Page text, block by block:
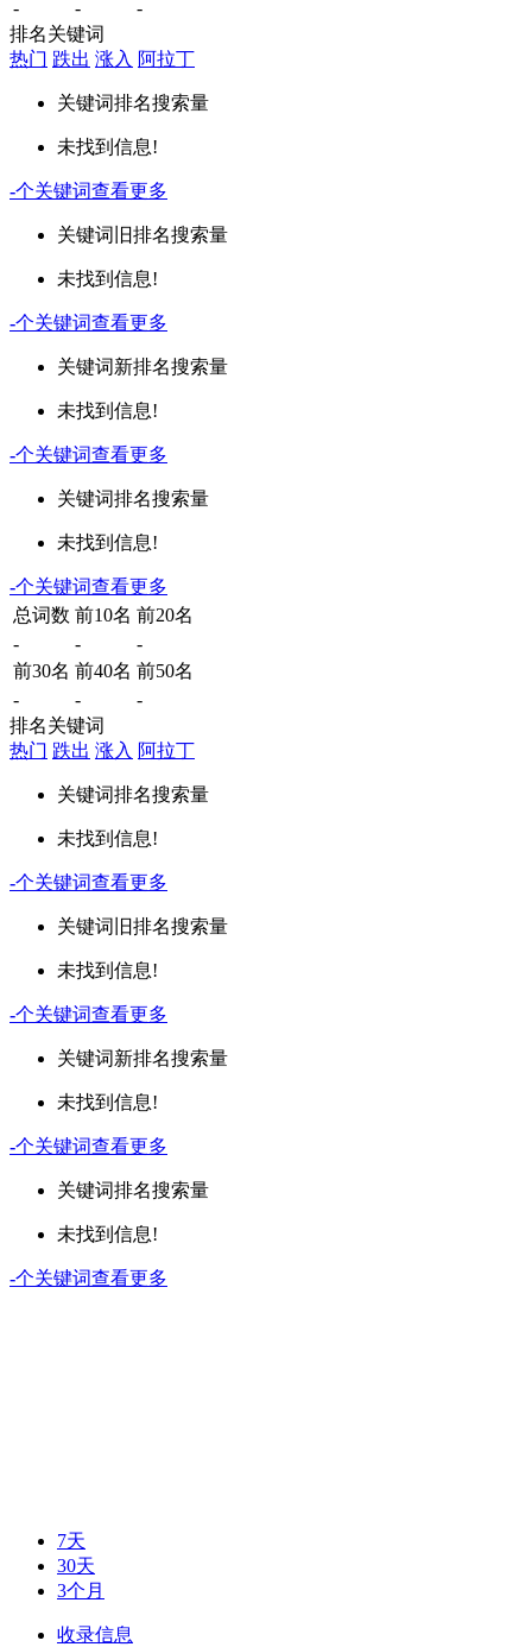
- -
-
排名关键词
热门 跌出 涨入 阿拉丁
关键词排名搜索量
未找到信息!
-个关键词查看更多
关键词 旧排名搜索量
未找到信息!
-个关键词查看更多
关键词新排名搜索量
未找到信息!
-个关键词查看更多
关键词排名搜索量
未找到信息!
-个关键词查看更多
总词数 前10名 前20名
-
-
-
前30名 前40名 前50名
-
-
-
排名关键词
热门 跌出 涨入 阿拉丁
关键词排名搜索量
未找到信息!
-个关键词查看更多
关键词 旧排名搜索量
未找到信息!
-个关键词查看更多
关键词新排名搜索量
未找到信息!
-个关键词查看更多
关键词排名搜索量
未找到信息!
-个关键词查看更多
7天
30天
3个月
收录信息